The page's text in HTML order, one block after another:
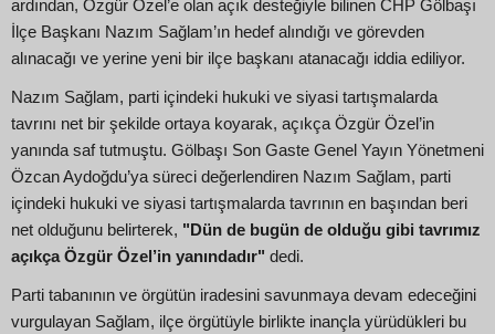
ardından, Özgür Özel’e olan açık desteğiyle bilinen CHP Gölbaşı
İlçe Başkanı Nazım Sağlam’ın hedef alındığı ve görevden
alınacağı ve yerine yeni bir ilçe başkanı atanacağı iddia ediliyor.
Nazım Sağlam, parti içindeki hukuki ve siyasi tartışmalarda
tavrını net bir şekilde ortaya koyarak, açıkça Özgür Özel’in
yanında saf tutmuştu. Gölbaşı Son Gaste Genel Yayın Yönetmeni
Özcan Aydoğdu’ya süreci değerlendiren Nazım Sağlam, parti
içindeki hukuki ve siyasi tartışmalarda tavrının en başından beri
net olduğunu belirterek, "Dün de bugün de olduğu gibi tavrımız
açıkça Özgür Özel’in yanındadır" dedi.
Parti tabanının ve örgütün iradesini savunmaya devam edeceğini
vurgulayan Sağlam, ilçe örgütüyle birlikte inançla yürüdükleri bu